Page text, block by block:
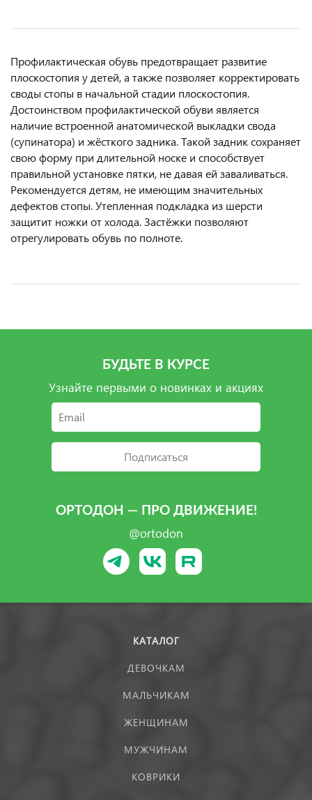
Профилактическая обувь предотвращает развитие
плоскостопия у детей, а также позволяет корректировать
своды стопы в начальной стадии плоскостопия.
Достоинством профилактической обуви является
наличие встроенной анатомической выкладки свода
(супинатора) и жёсткого задника. Такой задник сохраняет
свою форму при длительной носке и способствует
правильной установке пятки, не давая ей заваливаться.
Рекомендуется детям, не имеющим значительных
дефектов стопы. Утепленная подкладка из шерсти
защитит ножки от холода. Застёжки позволяют
отрегулировать обувь по полноте.
БУДЬТЕ В КУРСЕ
Узнайте первыми о новинках и акциях
Подписаться
ОРТОДОН — ПРО ДВИЖЕНИЕ!
@ortodon
КАТАЛОГ
ДЕВОЧКАМ
МАЛЬЧИКАМ
ЖЕНЩИНАМ
МУЖЧИНАМ
КОВРИКИ